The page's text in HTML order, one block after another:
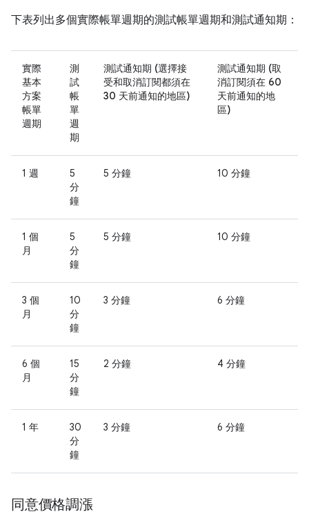
下表列出多個實際帳單週期的測試帳單週期和測試通知期：
實際
基本
方案
帳單
週期
測
試
帳
單
週
期
測試通知期 (選擇接
受和取消訂閱都須在
30 天前通知的地區)
測試通知期 (取
消訂閱須在 60
天前通知的地
區)
1 週
5
分
鐘
5 分鐘 10 分鐘
1 個
月
5
分
鐘
5 分鐘 10 分鐘
3 個
月
10
分
鐘
3 分鐘 6 分鐘
6 個
月
15
分
鐘
2 分鐘 4 分鐘
1 年
30
分
鐘
3 分鐘 6 分鐘
同意價格調漲